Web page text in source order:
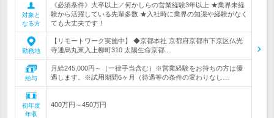
対象と
なる方
《必須条件》大卒以上／何かしらの営業経験3年以上 ★業界未経
験から活躍している先輩多数 ★入社時に業界の知識や経験がなく
ても大丈夫です！
勤務地
【リモートワーク実施中】 ◆京都本社 京都府京都市下京区仏光
寺通烏丸東入上柳町310 太陽生命京都…
給与
月給245,000円～（一律手当含む）※営業経験をお持ちの方は優
遇します。※試用期間6ヶ月（待遇等の条件の変わりなし…
初年度
年収
400万円～450万円